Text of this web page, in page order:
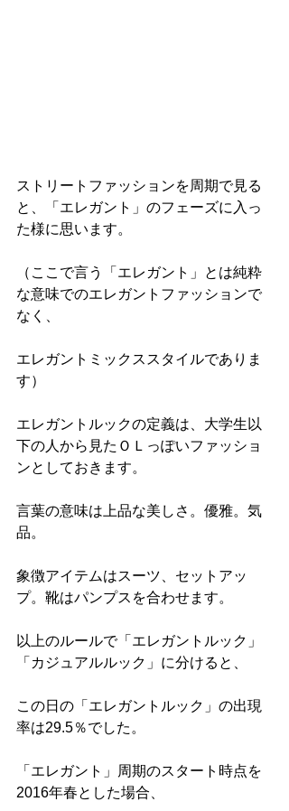
ストリートファッションを周期で見る
と、「エレガント」のフェーズに入っ
た様に思います。
（ここで言う「エレガント」とは純粋
な意味でのエレガントファッションで
なく、
エレガントミックススタイルでありま
す）
エレガントルックの定義は、大学生以
下の人から見たＯＬっぽいファッショ
ンとしておきます。
言葉の意味は上品な美しさ。優雅。気
品。
象徴アイテムはスーツ、セットアッ
プ。靴はパンプスを合わせます。
以上のルールで「エレガントルック」
「カジュアルルック」に分けると、
この日の「エレガントルック」の出現
率は29.5％でした。
「エレガント」周期のスタート時点を
2016年春とした場合、